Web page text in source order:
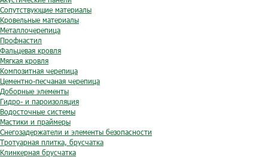
Сопутствующие материалы
Кровельные материалы
Металлочерепица
Профнастил
Фальцевая кровля
Мягкая кровля
Композитная черепица
Цементно-песчаная черепица
Доборные элементы
Гидро- и пароизоляция
Водосточные системы
Мастики и праймеры
Снегозадержатели и элементы безопасности
Тротуарная плитка, брусчатка
Клинкерная брусчатка